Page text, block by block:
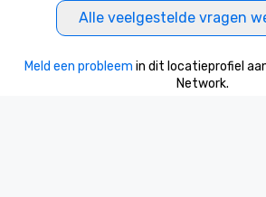
Alle veelgestelde vragen
Meld een probleem in dit locatieprofiel
Network.